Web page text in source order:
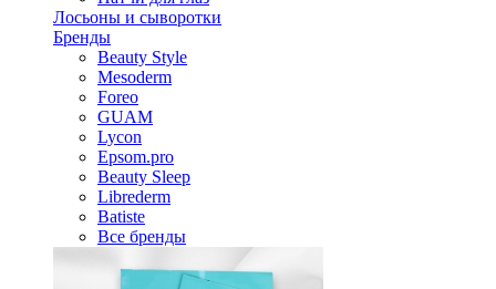
Лосьоны и сыворотки
Бренды
Beauty Style
Mesoderm
Foreo
GUAM
Lycon
Epsom.pro
Beauty Sleep
Librederm
Batiste
Все бренды